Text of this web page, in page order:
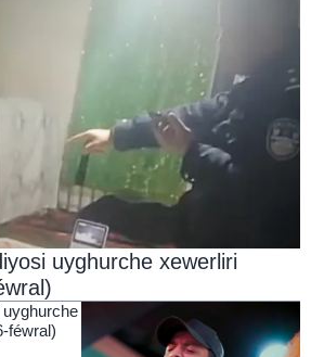
uyghurche xewerliri
féwral)